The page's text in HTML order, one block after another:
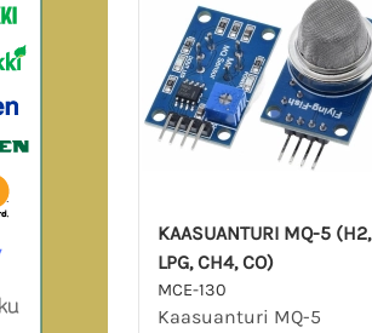
KAASUANTURI MQ-5 (H2,
LPG, CH4, CO)
MCE-130
Kaasuanturi MQ-5